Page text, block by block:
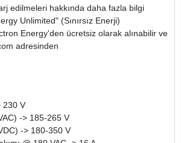
edilmeleri hakkında daha fazla bilgi
Unlimited" (Sınırsız Enerji)
Energy'den ücretsiz olarak alınabilir ve
adresinden
230 V
-> 185-265 V
-> 180-350 V